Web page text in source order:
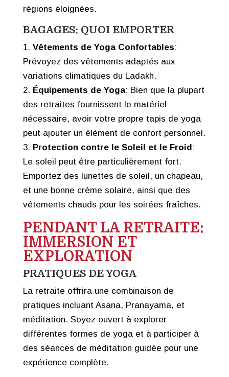
régions éloignées.
BAGAGES: QUOI EMPORTER
Vêtements de Yoga Confortables:
Prévoyez des vêtements adaptés aux
variations climatiques du Ladakh.
Équipements de Yoga: Bien que la plupart
des retraites fournissent le matériel
nécessaire, avoir votre propre tapis de yoga
peut ajouter un élément de confort personnel.
Protection contre le Soleil et le Froid:
Le soleil peut être particulièrement fort.
Emportez des lunettes de soleil, un chapeau,
et une bonne crème solaire, ainsi que des
vêtements chauds pour les soirées fraîches.
PENDANT LA RETRAITE:
IMMERSION ET
EXPLORATION
PRATIQUES DE YOGA
La retraite offrira une combinaison de
pratiques incluant Asana, Pranayama, et
méditation. Soyez ouvert à explorer
différentes formes de yoga et à participer à
des séances de méditation guidée pour une
expérience complète.